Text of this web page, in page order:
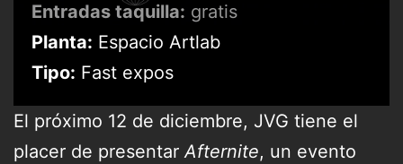
Entradas taquilla: gratis
Planta: Espacio Artlab
Tipo: Fast expos
El próximo 12 de diciembre, JVG tiene el
placer de presentarAfternite, un evento